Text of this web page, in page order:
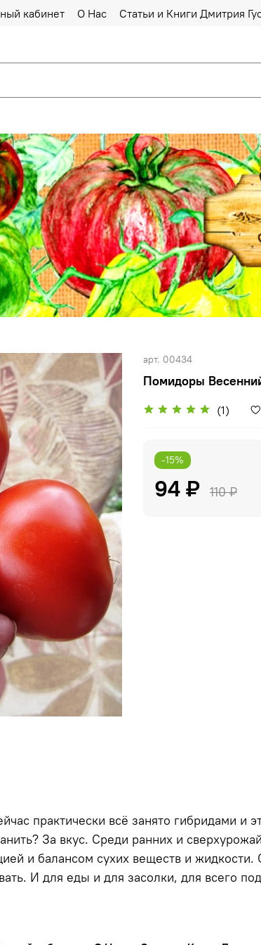
кабинет О Нас Статьи и Книги Дмитрия
арт. 00434
Помидоры
(1)
-15%
94 ₽ 110 ₽
практически всё занято гибридами и
За вкус. Среди ранних и
и балансом сухих веществ и
И для еды и для засолки, для всего